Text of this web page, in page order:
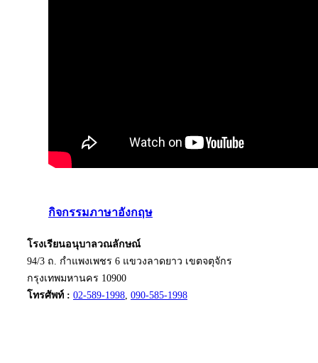
กิจกรรมภาษาอังกฤษ
โรงเรียนอนุบาลวณลักษณ์
94/3 ถ. กำแพงเพชร 6 แขวงลาดยาว เขตจตุจักร
กรุงเทพมหานคร 10900
โทรศัพท์ : 02-589-1998 090-585-1998